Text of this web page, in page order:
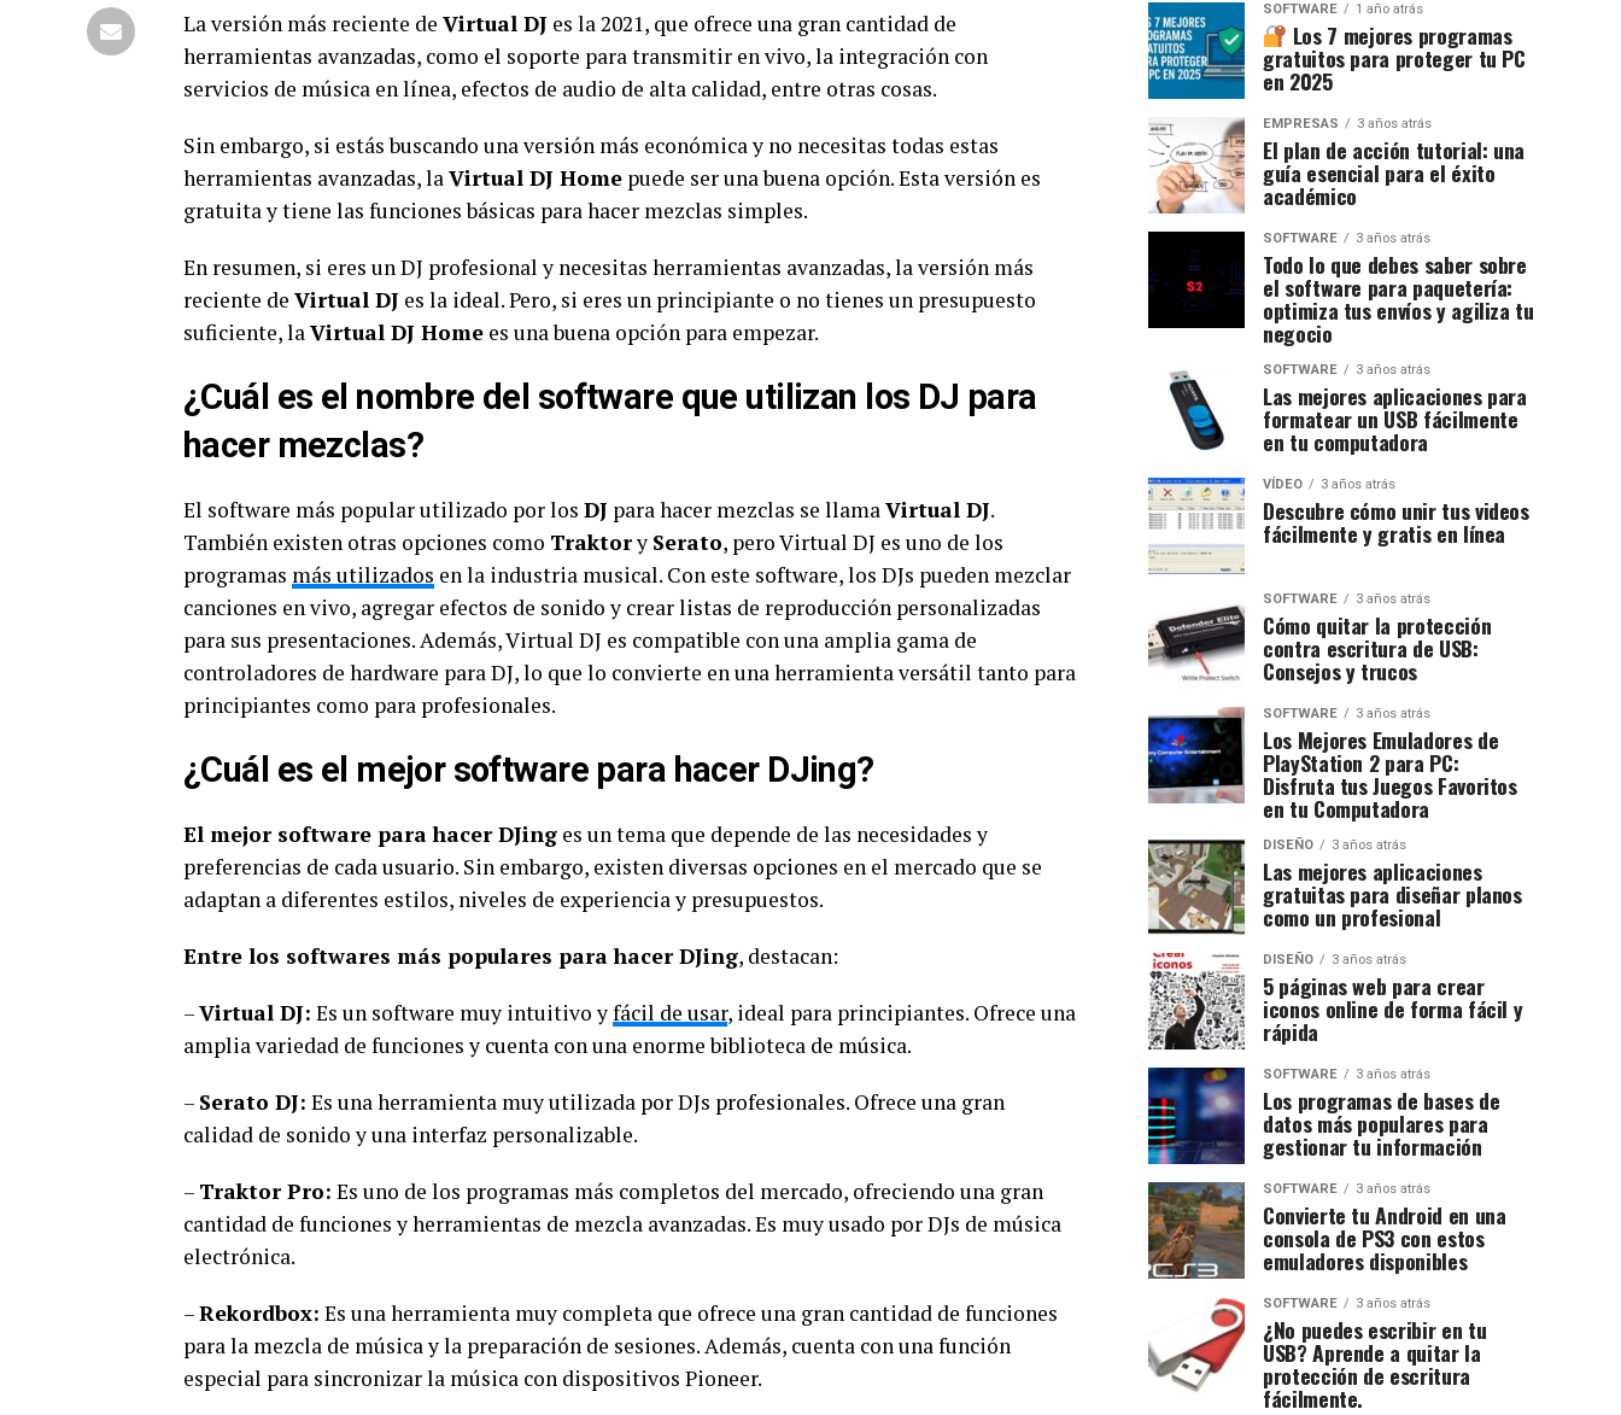
La versión más reciente de Virtual DJ es la 2021, que ofrece una gran cantidad de
herramientas avanzadas, como el soporte para transmitir en vivo, la integración con
servicios de música en línea, efectos de audio de alta calidad, entre otras cosas.
Sin embargo, si estás buscando una versión más económica y no necesitas todas estas
herramientas avanzadas, laVirtual DJ Home puede ser una buena opción. Esta versión es
gratuita y tiene las funciones básicas para hacer mezclas simples.
En resumen, si eres un DJ profesional y necesitas herramientas avanzadas, la versión más
reciente de Virtual DJ es la ideal. Pero, si eres un principiante o no tienes un presupuesto
suficiente, laVirtual DJ Home es una buena opción para empezar.
¿Cuál es el nombre del software que utilizan los DJ para
hacer mezclas?
El software más popular utilizado por los DJ para hacer mezclas se llamaVirtual DJ.
También existen otras opciones como Traktory Serato, pero Virtual DJ es uno de los
programas más utilizados en la industria musical. Con este software, los DJs pueden mezclar
canciones en vivo, agregar efectos de sonido y crear listas de reproducción personalizadas
para sus presentaciones. Además, Virtual DJ es compatible con una amplia gama de
controladores de hardware para DJ, lo que lo convierte en una herramienta versátil tanto para
principiantes como para profesionales.
¿Cuál es el mejor software para hacer DJing?
El mejor software para hacer DJing es un tema que depende de las necesidades y
preferencias de cada usuario. Sin embargo, existen diversas opciones en el mercado que se
adaptan a diferentes estilos, niveles de experiencia y presupuestos.
Entre los softwares más populares para hacer DJing, destacan:
–Virtual DJ: Es un software muy intuitivo yfácil de usar, ideal para principiantes. Ofrece una
amplia variedad de funciones y cuenta con una enorme biblioteca de música.
– Serato DJ: Es una herramienta muy utilizada por DJs profesionales. Ofrece una gran
calidad de sonido y una interfaz personalizable.
– Traktor Pro: Es uno de los programas más completos del mercado, ofreciendo una gran
cantidad de funciones y herramientas de mezcla avanzadas. Es muy usado por DJs de música
electrónica.
–Rekordbox: Es una herramienta muy completa que ofrece una gran cantidad de funciones
para la mezcla de música y la preparación de sesiones. Además, cuenta con una función
especial para sincronizar la música con dispositivos Pioneer.
SOFTWARE 1 año atrás
Los 7 mejores programas
gratuitos para proteger tu PC
en 2025
EMPRESAS 3 años atrás
El plan de acción tutorial: una
guía esencial para el éxito
académico
SOFTWARE 3 años atrás
Todo lo que debes saber sobre
el software para paquetería:
optimiza tus envíos y agiliza tu
negocio
SOFTWARE 3 años atrás
Las mejores aplicaciones para
formatear un USB fácilmente
en tu computadora
VÍDEO 3 años atrás
Descubre cómo unir tus videos
fácilmente y gratis en línea
SOFTWARE 3 años atrás
Cómo quitar la protección
contra escritura de USB:
Consejos y trucos
SOFTWARE 3 años atrás
Los Mejores Emuladores de
PlayStation 2 para PC:
Disfruta tus Juegos Favoritos
en tu Computadora
DISEÑO 3 años atrás
Las mejores aplicaciones
gratuitas para diseñar planos
como un profesional
DISEÑO 3 años atrás
5 páginas web para crear
iconos online de forma fácil y
rápida
SOFTWARE 3 años atrás
Los programas de bases de
datos más populares para
gestionar tu información
SOFTWARE 3 años atrás
Convierte tu Android en una
consola de PS3 con estos
emuladores disponibles
SOFTWARE 3 años atrás
¿No puedes escribir en tu
USB? Aprende a quitar la
protección de escritura
fácilmente.